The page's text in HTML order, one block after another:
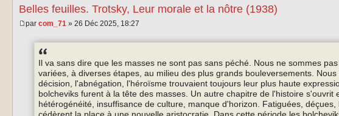
Belles feuilles. Trotsky, Leur morale et la nôtre (1938)
par com_71 » 26 Déc 2025, 18:27
Il va sans dire que les masses ne sont pas sans péché. Nous ne sommes
variées, à diverses étapes, au milieu des plus grands bouleversements.
décision, l'abnégation, l'héroïsme trouvaient toujours leur plus haute
bolcheviks furent à la tête des masses. Un autre chapitre de l'histoire
hétérogénéité, insuffisance de culture, manque d'horizon. Fatiguées,